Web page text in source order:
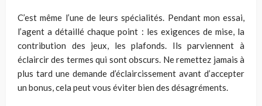
C’est même l’une de leurs spécialités. Pendant mon essai,
l’agent a détaillé chaque point : les exigences de mise, la
contribution des jeux, les plafonds. Ils parviennent à
éclaircir des termes qui sont obscurs. Ne remettez jamais à
plus tard une demande d’éclaircissement avant d’accepter
un bonus, cela peut vous éviter bien des désagréments.